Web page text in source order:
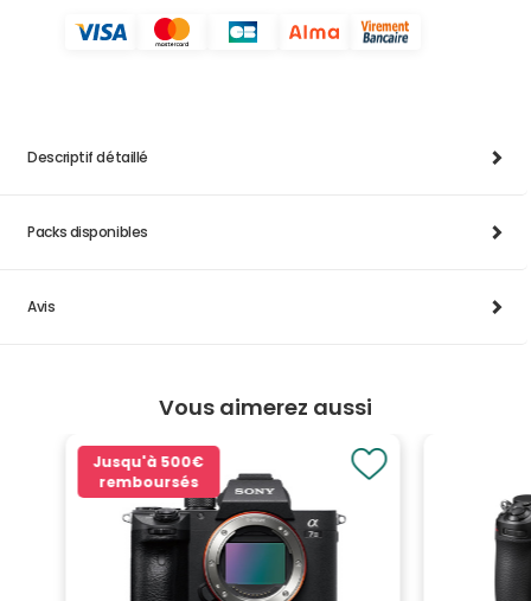
Descriptif détaillé
Packs disponibles
Avis
Vous aimerez aussi
Jusqu'à 500€
remboursés